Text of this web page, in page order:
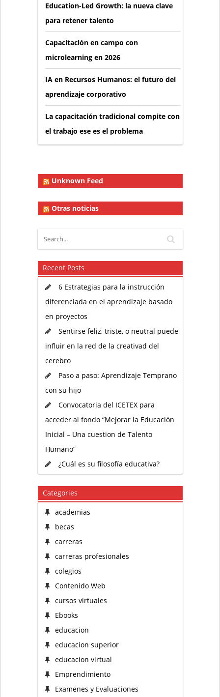
Education-Led Growth: la nueva clave
para retener talento
Capacitación en campo con
microlearning en 2026
IA en Recursos Humanos: el futuro del
aprendizaje corporativo
La capacitación tradicional compite con
el trabajo ese es el problema
Unknown Feed
Otras noticias
Recent Posts
6 Estrategias para la instrucción
diferenciada en el aprendizaje basado
en proyectos
Sentirse feliz, triste, o neutral puede
influir en la red de la creativad del
cerebro
Paso a paso: Aprendizaje Temprano
con su hijo
Convocatoria del ICETEX para
acceder al fondo “Mejorar la Educación
Inicial – Una cuestion de Talento
Humano”
¿Cuál es su filosofía educativa?
Categories
academias
becas
carreras
carreras profesionales
colegios
Contenido Web
cursos virtuales
Ebooks
educacion
educacion superior
educacion virtual
Emprendimiento
Examenes y Evaluaciones